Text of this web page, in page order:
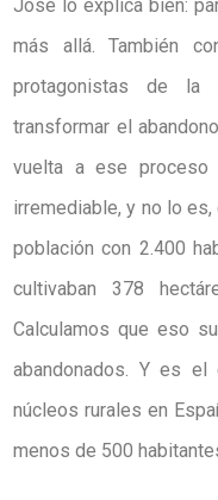
José lo explica bien:
más allá. También
protagonistas de la
transformar el
vuelta a ese proceso
irremediable, y no lo es,
población con 2.400
cultivaban 378
Calculamos que eso
abandonados. Y es
núcleos rurales en
menos de 500